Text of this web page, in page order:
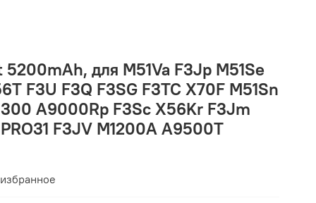
для M51Va F3Jp M51Se
F3U F3Q F3SG F3TC X70F M51Sn
A9000Rp F3Sc X56Kr F3Jm
PRO31 F3JV M1200A A9500T